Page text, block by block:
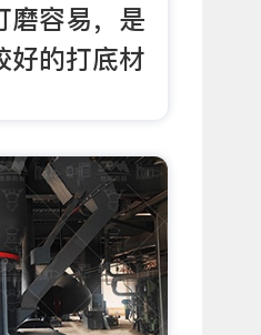
磨容易，是
好的打底材